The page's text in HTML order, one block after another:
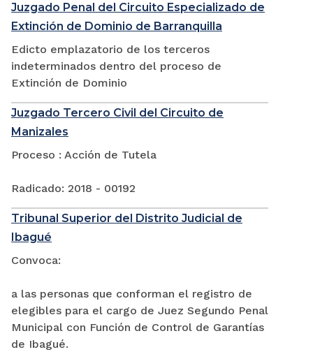
Juzgado Penal del Circuito Especializado de
Extinción de Dominio de Barranquilla
Edicto emplazatorio de los terceros
indeterminados dentro del proceso de
Extinción de Dominio
Juzgado Tercero Civil del Circuito de
Manizales
Proceso : Acción de Tutela
Radicado: 2018 - 00192
Tribunal Superior del Distrito Judicial de
Ibagué
Convoca:
a las personas que conforman el registro de
elegibles para el cargo de Juez Segundo Penal
Municipal con Función de Control de Garantías
de Ibagué.